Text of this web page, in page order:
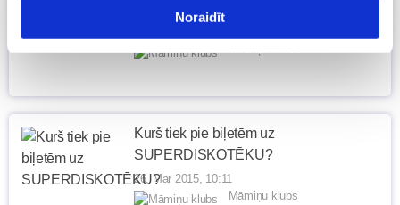
Noraidīt
Joga bērniem
Māmiņu klubs
Kurš tiek pie biļetēm uz
SUPERDISKOTĒKU?
26. Mar 2015, 10:11
Māmiņu klubs